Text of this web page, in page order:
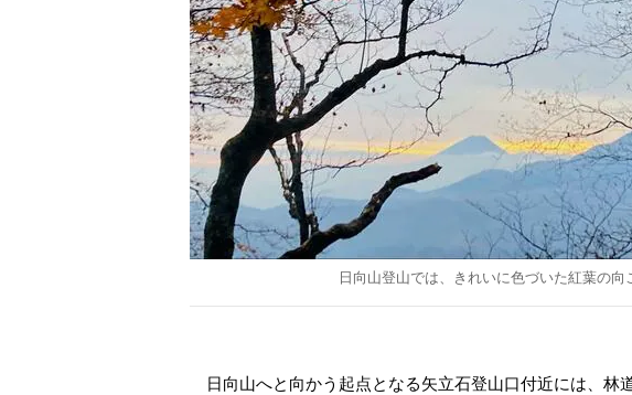
日向山登山では、きれいに色づいた紅葉の向
日向山へと向かう起点となる矢立石登山口付近には、林